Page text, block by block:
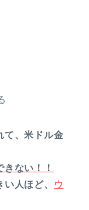
て、米ドル金
ない！！
人ほど、
ウ